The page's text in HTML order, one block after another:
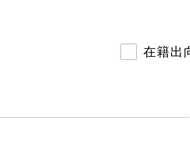
在籍出